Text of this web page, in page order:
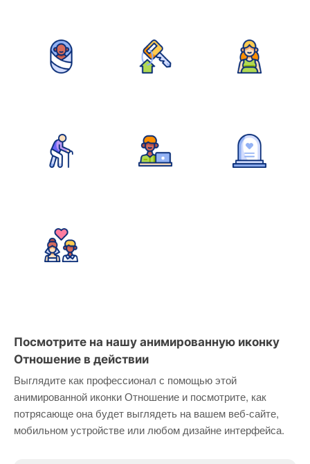
Посмотрите на нашу анимированную иконку
Отношение в действии
Выглядите как профессионал с помощью этой
анимированной иконки Отношение и посмотрите, как
потрясающе она будет выглядеть на вашем веб-сайте,
мобильном устройстве или любом дизайне интерфейса.